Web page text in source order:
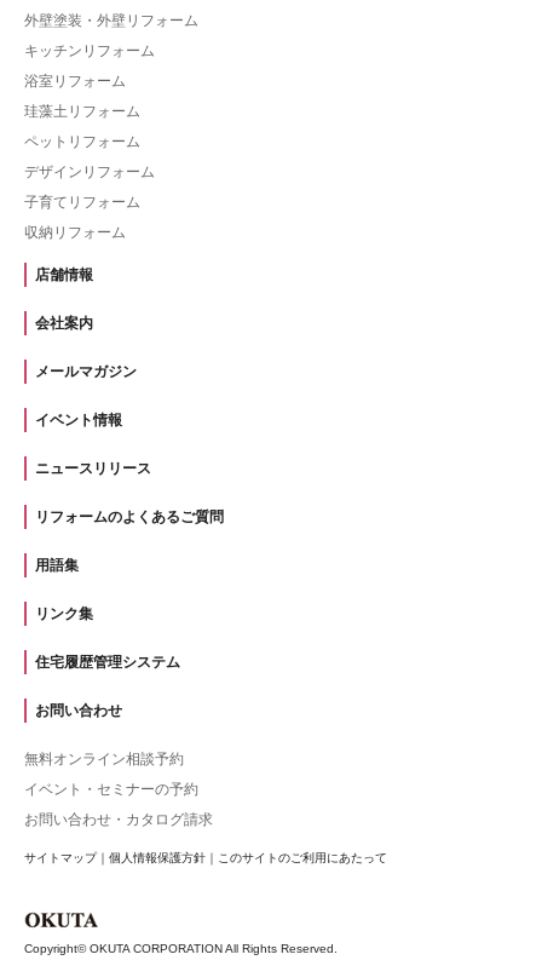
外壁塗装・外壁リフォーム
キッチンリフォーム
浴室リフォーム
珪藻土リフォーム
ペットリフォーム
デザインリフォーム
子育てリフォーム
収納リフォーム
店舗情報
会社案内
メールマガジン
イベント情報
ニュースリリース
リフォームのよくあるご質問
用語集
リンク集
住宅履歴管理システム
お問い合わせ
無料オンライン相談予約
イベント・セミナーの予約
お問い合わせ・カタログ請求
サイトマップ｜ 個人情報保護方針 ｜ このサイトのご利用にあたって
Copyright© OKUTA CORPORATION All Rights Reserved.